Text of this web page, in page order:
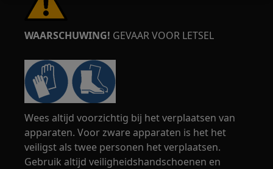
WAARSCHUWING! GEVAAR VOOR LETSEL
Wees altijd voorzichtig bij het verplaatsen van
apparaten. Voor zware apparaten is het het
veiligst als twee personen het verplaatsen.
Gebruik altijd veiligheidshandschoenen en